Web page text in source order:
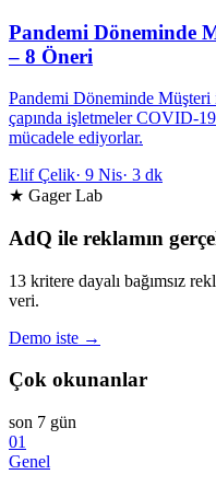
Pandemi Döneminde
– 8 Öneri
Pandemi Döneminde
çapında işletmeler COVID-
mücadele ediyorlar.
Elif Çelik· 9 Nis· 3 dk
★ Gager Lab
AdQ ile reklamın
13 kritere dayalı bağımsız
veri.
Demo iste →
Çok okunanlar
son 7 gün
01
Genel